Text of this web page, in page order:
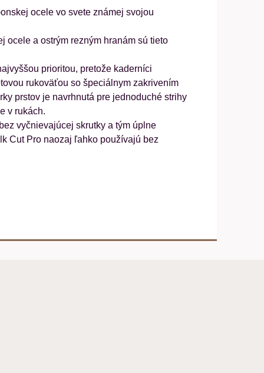
ocele vo svete známej svojou
ocele a ostrým rezným hranám sú tieto
prioritou, pretože kaderníci
rukoväťou so špeciálnym zakrivením
prstov je navrhnutá pre jednoduché strihy
v rukách.
vyčnievajúcej skrutky a tým úplne
Cut Pro naozaj ľahko používajú bez